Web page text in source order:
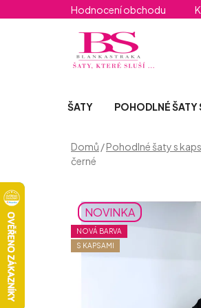
na
Hodnocení obchodu
ŠATY
POHODLNÉ ŠATY
Domů /Pohodlné šaty s
černé
NOVINKA
NOVÁ BARVA
S KAPSAMI